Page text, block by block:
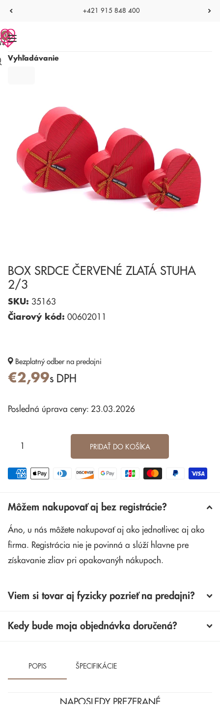
+421 915 848 400
Vyhľadávanie
0
BOX SRDCE ČERVENÉ ZLATÁ STUHA
2/3
SKU: 35163
Čiarový kód: 00602011
Bezplatný odber na predajni
€2,99s DPH
Posledná úprava ceny: 23.03.2026
PRIDAŤ DO KOŠÍKA
Môžem nakupovať aj bez registrácie?
Áno, u nás môžete nakupovať aj ako jednotlivec aj ako
firma. Registrácia nie je povinná a slúží hlavne pre
získavanie zliav pri opakovanýh nákupoch.
Viem si tovar aj fyzicky pozrieť na predajni?
Kedy bude moja objednávka doručená?
POPIS ŠPECIFIKÁCIE
NAPOSLEDY PREZERANÉ